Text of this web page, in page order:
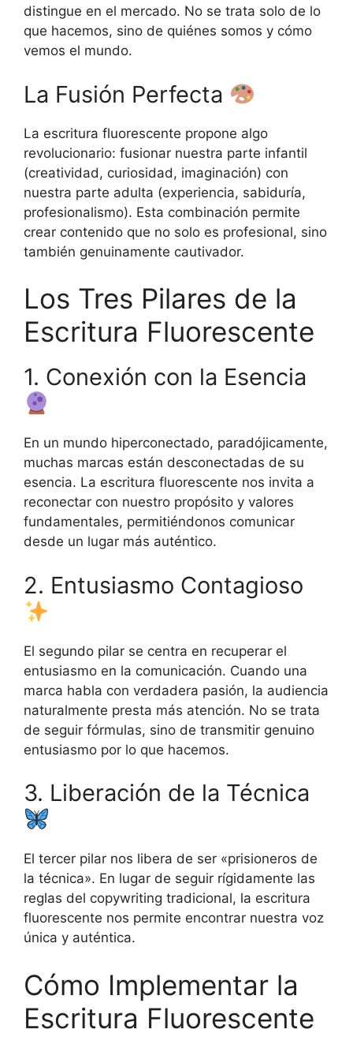
distingue en el mercado. No se trata solo de lo
que hacemos, sino de quiénes somos y cómo
vemos el mundo.
La Fusión Perfecta
La escritura fluorescente propone algo
revolucionario: fusionar nuestra parte infantil
(creatividad, curiosidad, imaginación) con
nuestra parte adulta (experiencia, sabiduría,
profesionalismo). Esta combinación permite
crear contenido que no solo es profesional, sino
también genuinamente cautivador.
Los Tres Pilares de la
Escritura Fluorescente
1. Conexión con la Esencia
En un mundo hiperconectado, paradójicamente,
muchas marcas están desconectadas de su
esencia. La escritura fluorescente nos invita a
reconectar con nuestro propósito y valores
fundamentales, permitiéndonos comunicar
desde un lugar más auténtico.
2. Entusiasmo Contagioso
El segundo pilar se centra en recuperar el
entusiasmo en la comunicación. Cuando una
marca habla con verdadera pasión, la audiencia
naturalmente presta más atención. No se trata
de seguir fórmulas, sino de transmitir genuino
entusiasmo por lo que hacemos.
3. Liberación de la Técnica
El tercer pilar nos libera de ser «prisioneros de
la técnica». En lugar de seguir rígidamente las
reglas del copywriting tradicional, la escritura
fluorescente nos permite encontrar nuestra voz
única y auténtica.
Cómo Implementar la
Escritura Fluorescente